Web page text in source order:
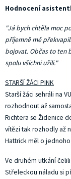
Hodnocení
"Já bych chtěla moc
příjemně mě
bojovat. Občas to ten
spolu všichni užili."
STARŠÍ ŽÁCI PINK
Starší žáci sehráli na
rozhodnout až
Richtera se Židenice
vítězi tak rozhodly až
Hattrick měl o
Ve druhém utkání
Střeleckou náladu si